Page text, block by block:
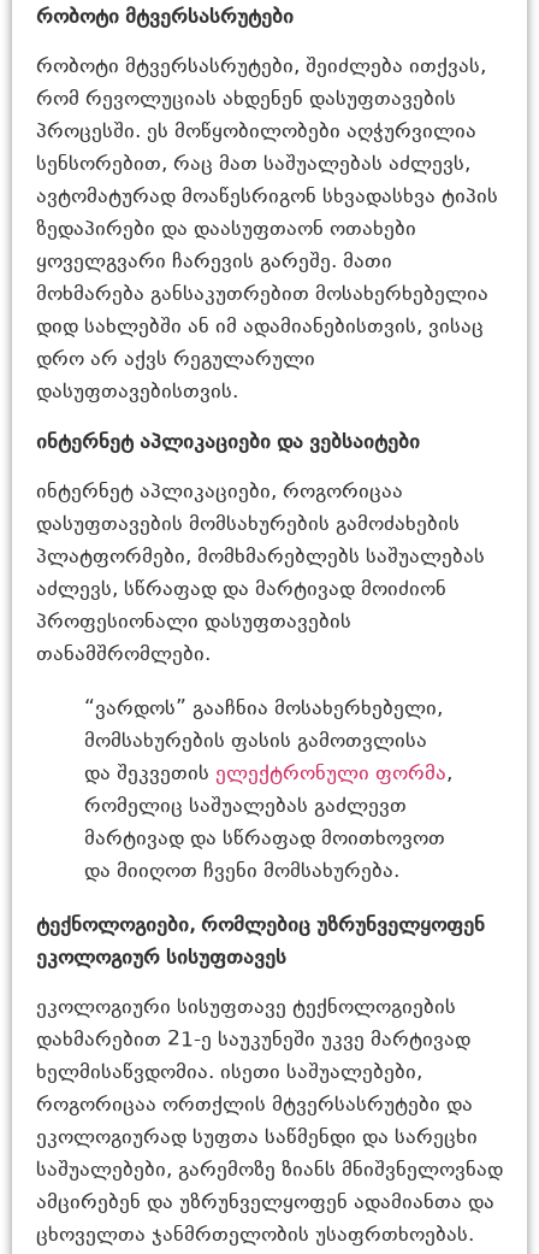
რობოტი მტვერსასრუტები
რობოტი მტვერსასრუტები, შეიძლება ითქვას,
რომ რევოლუციას ახდენენ დასუფთავების
პროცესში. ეს მოწყობილობები აღჭურვილია
სენსორებით, რაც მათ საშუალებას აძლევს,
ავტომატურად მოაწესრიგონ სხვადასხვა ტიპის
ზედაპირები და დაასუფთაონ ოთახები
ყოველგვარი ჩარევის გარეშე. მათი
მოხმარება განსაკუთრებით მოსახერხებელია
დიდ სახლებში ან იმ ადამიანებისთვის, ვისაც
დრო არ აქვს რეგულარული
დასუფთავებისთვის.
ინტერნეტ აპლიკაციები და ვებსაიტები
ინტერნეტ აპლიკაციები, როგორიცაა
დასუფთავების მომსახურების გამოძახების
პლატფორმები, მომხმარებლებს საშუალებას
აძლევს, სწრაფად და მარტივად მოიძიონ
პროფესიონალი დასუფთავების
თანამშრომლები.
“ვარდოს” გააჩნია მოსახერხებელი,
მომსახურების ფასის გამოთვლისა
და შეკვეთის ელექტრონული ფორმა,
რომელიც საშუალებას გაძლევთ
მარტივად და სწრაფად მოითხოვოთ
და მიიღოთ ჩვენი მომსახურება.
ტექნოლოგიები, რომლებიც უზრუნველყოფენ
ეკოლოგიურ სისუფთავეს
ეკოლოგიური სისუფთავე ტექნოლოგიების
დახმარებით 21-ე საუკუნეში უკვე მარტივად
ხელმისაწვდომია. ისეთი საშუალებები,
როგორიცაა ორთქლის მტვერსასრუტები და
ეკოლოგიურად სუფთა საწმენდი და სარეცხი
საშუალებები, გარემოზე ზიანს მნიშვნელოვნად
ამცირებენ და უზრუნველყოფენ ადამიანთა და
ცხოველთა ჯანმრთელობის უსაფრთხოებას.